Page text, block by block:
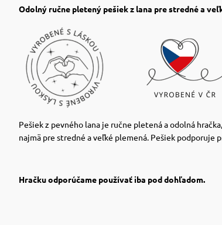
Odolný ručne pletený pešiek z lana pre stredné a
Pešiek z pevného lana je ručne pletená a odolná
najmä pre stredné a veľké plemená. Pešiek
Hračku odporúčame používať iba pod dohľadom.